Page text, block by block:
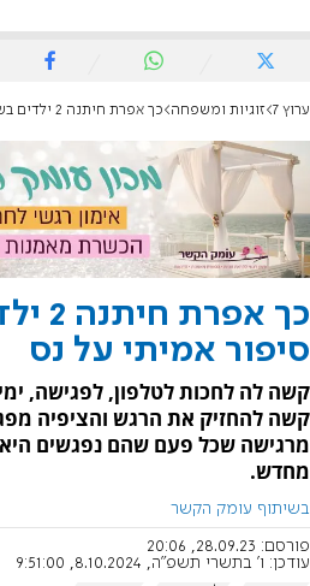
ערוץ 7 זוגיות ומשפחה כך אפרת חיתנה 2 ילדים בשנה: סיפור אמיתי על נס
כך
סיפור אמיתי על נס
קשה לה לחכות לטלפון, לפגישה,
קשה להחזיק את הרגש והציפיה
מרגישה שכל פעם שהם נפגשים
מחדש.
בשיתוף עומק הקשר
פורסם: 28.09.23, 20:06
עודכן: ו' בתשרי תשפ"ה, 8.10.2024, 9:51:00